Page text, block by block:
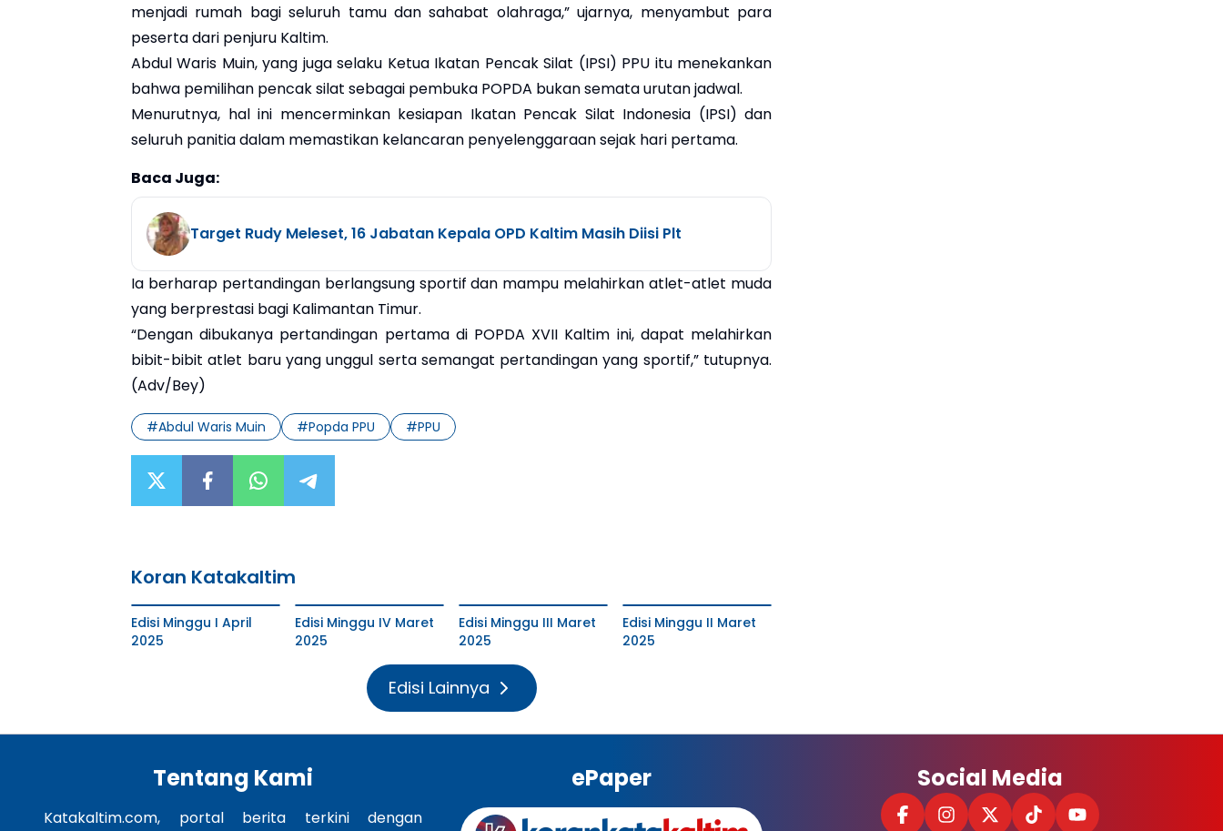
menjadi rumah bagi seluruh tamu dan sahabat olahraga,” ujarnya, menyambut para
peserta dari penjuru Kaltim.
Abdul Waris Muin, yang juga selaku Ketua Ikatan Pencak Silat (IPSI) PPU itu menekankan
bahwa pemilihan pencak silat sebagai pembuka POPDA bukan semata urutan jadwal.
Menurutnya, hal ini mencerminkan kesiapan Ikatan Pencak Silat Indonesia (IPSI) dan
seluruh panitia dalam memastikan kelancaran penyelenggaraan sejak hari pertama.
Baca Juga:
Target Rudy Meleset, 16 Jabatan Kepala OPD Kaltim Masih Diisi Plt
Ia berharap pertandingan berlangsung sportif dan mampu melahirkan atlet-atlet muda
yang berprestasi bagi Kalimantan Timur.
“Dengan dibukanya pertandingan pertama di POPDA XVII Kaltim ini, dapat melahirkan
bibit-bibit atlet baru yang unggul serta semangat pertandingan yang sportif,” tutupnya.
(Adv/Bey)
#Abdul Waris Muin #Popda PPU #PPU
Koran Katakaltim
Edisi Minggu I April
2025
Edisi Minggu IV Maret
2025
Edisi Minggu III Maret
2025
Edisi Minggu II Maret
2025
Edisi Lainnya
Tentang Kami
Katakaltim.com, portal berita terkini dengan
ePaper Social Media